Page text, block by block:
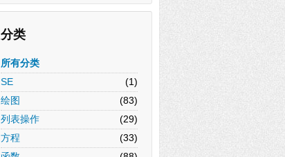
分类
所有分类
SE
(1)
绘图
(83)
列表操作
(29)
方程
(33)